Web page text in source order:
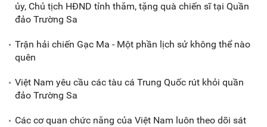
ủy, Chủ tịch HĐND tỉnh thăm, tặng quà chiến sĩ tại Quần
đảo Trường Sa
Trận hải chiến Gạc Ma - Một phần lịch sử không thể nào
quên
Việt Nam yêu cầu các tàu cá Trung Quốc rút khỏi quần
đảo Trường Sa
Các cơ quan chức năng của Việt Nam luôn theo dõi sát